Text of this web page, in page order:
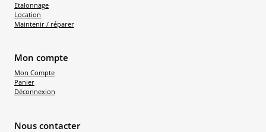
Etalonnage
Location
Maintenir / réparer
Mon compte
Mon Compte
Panier
Déconnexion
Nous contacter